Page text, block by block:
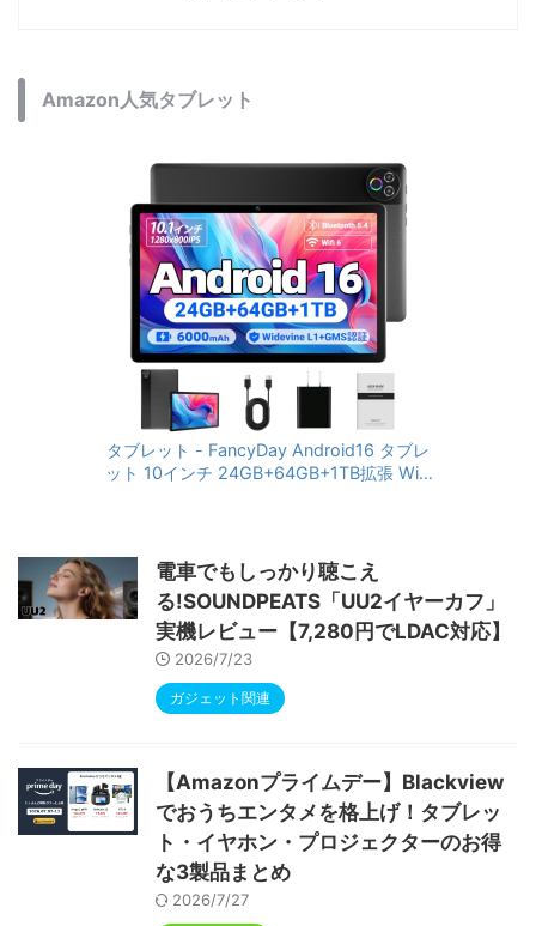
Amazon人気タブレット
タブレット - FancyDay Android16 タブレ
ット 10インチ 24GB+64GB+1TB拡張 WiFi
RGBライト 児童守護 IPS画面 日本語説明書
電車でもしっかり聴こえ
る!SOUNDPEATS「UU2イヤーカフ」
実機レビュー【7,280円でLDAC対応】
2026/7/23
ガジェット関連
【Amazonプライムデー】Blackview
でおうちエンタメを格上げ！タブレッ
ト・イヤホン・プロジェクターのお得
な3製品まとめ
2026/7/27